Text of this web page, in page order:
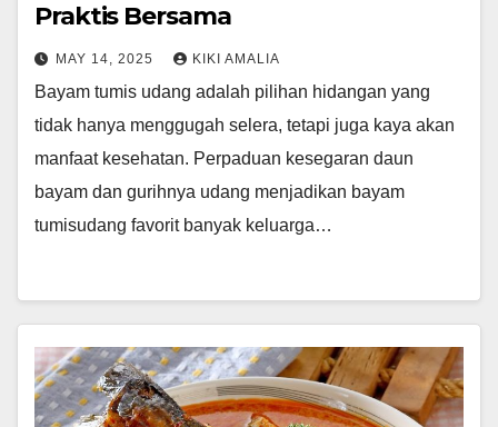
Praktis Bersama
MAY 14, 2025 KIKI AMALIA
Bayam tumis udang adalah pilihan hidangan yang
tidak hanya menggugah selera, tetapi juga kaya akan
manfaat kesehatan. Perpaduan kesegaran daun
bayam dan gurihnya udang menjadikan bayam
tumisudang favorit banyak keluarga…